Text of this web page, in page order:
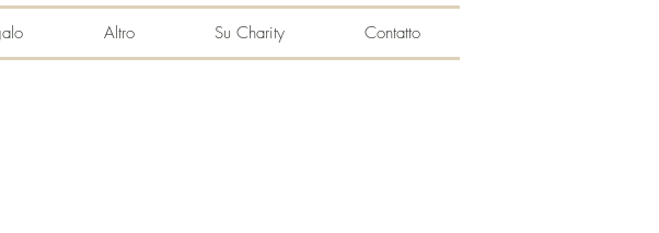
Altro Su Charity Contatto